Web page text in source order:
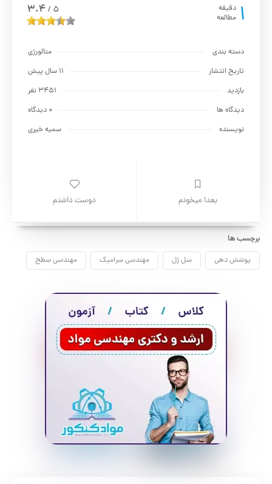
1 دقیقه
مطالعه
5
/
3.4
دسته بندی
متالورژي
تاریخ انتشار
11 سال پیش
بازدید
3451 نفر
دیدگاه ها
0 دیدگاه
نویسنده
سمیه خیری
بعدا میخونم دوست داشتم
برچسب ها
پوشش دهی سل ژل مهندسی سرامیک مهندسی سطح